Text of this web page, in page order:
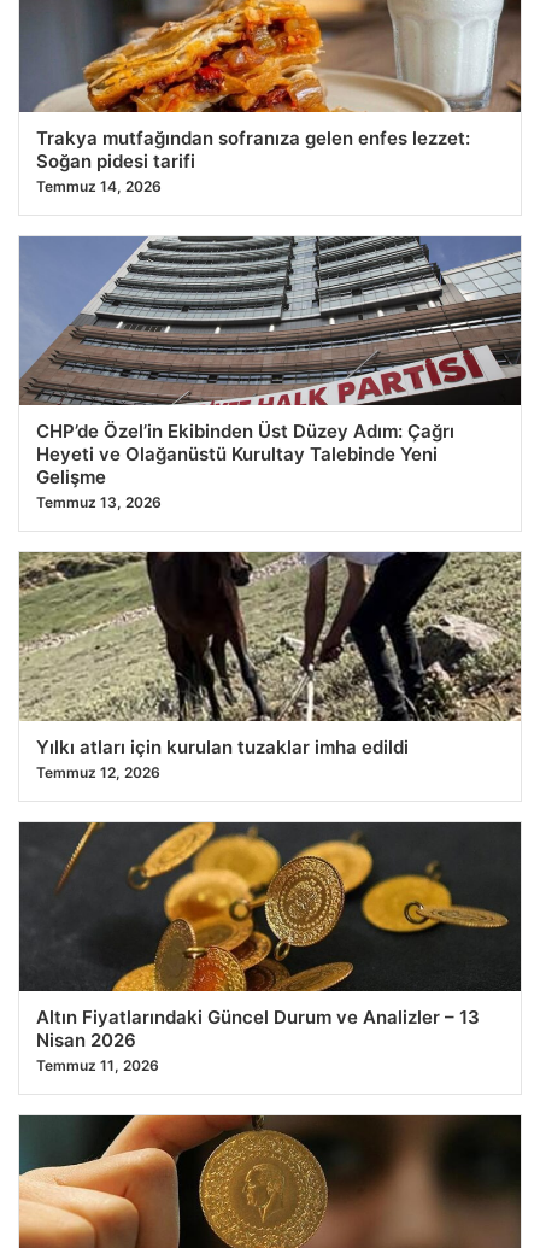
Trakya mutfağından sofranıza gelen enfes lezzet:
Soğan pidesi tarifi
Temmuz 14, 2026
CHP’de Özel’in Ekibinden Üst Düzey Adım: Çağrı
Heyeti ve Olağanüstü Kurultay Talebinde Yeni
Gelişme
Temmuz 13, 2026
Yılkı atları için kurulan tuzaklar imha edildi
Temmuz 12, 2026
Altın Fiyatlarındaki Güncel Durum ve Analizler – 13
Nisan 2026
Temmuz 11, 2026